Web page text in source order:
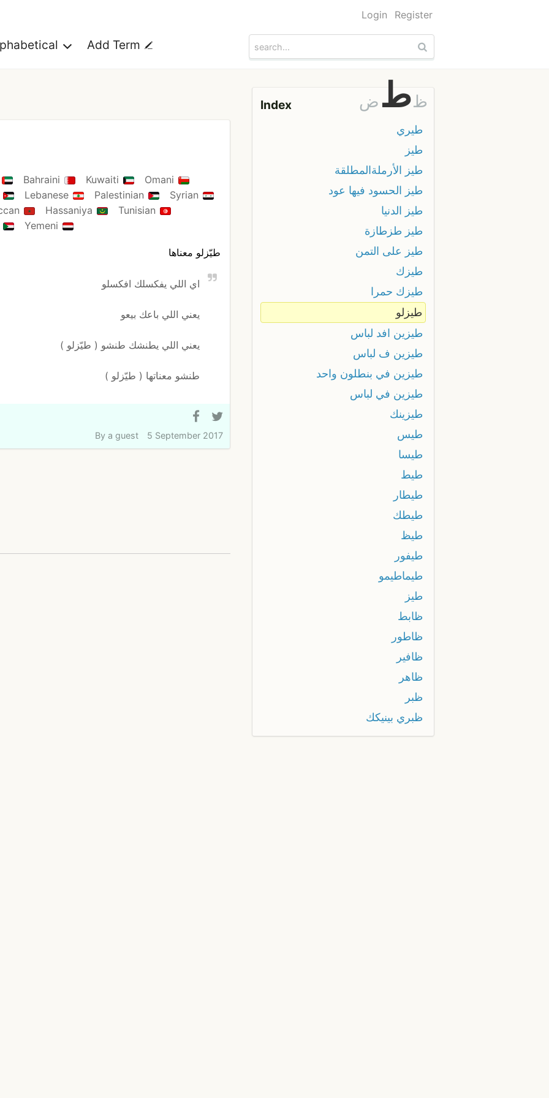
Add Term
Login Register
Bahraini Kuwaiti
Omani
Lebanese Palestinian
Syrian
Hassaniya
Tunisian
Yemeni
طيّزلو معناها
اي اللي يفكسلك افكسلو
يعني اللي باعك بيعو
يعني اللي يطنشك طنشو ( طيّزلو )
طنشو معناتها ( طيّزلو )
By a guest 5 September 2017
Index ض طظ
طيري
طيز
طيز الأرملةالمطلقة
طيز الحسود فيها عود
طيز الدنيا
طيز طزطازة
طيز على التمن
طيزك
طيزك حمرا
طيزلو
طيزين افد لباس
طيزين ف لباس
طيزين في بنطلون واحد
طيزين في لباس
طيزينك
طيس
طيسا
طيط
طيطار
طيطك
طيظ
طيفور
طيماطيمو
طیز
ظابط
ظاطور
ظافير
ظاهر
ظبر
ظبري بينيكك